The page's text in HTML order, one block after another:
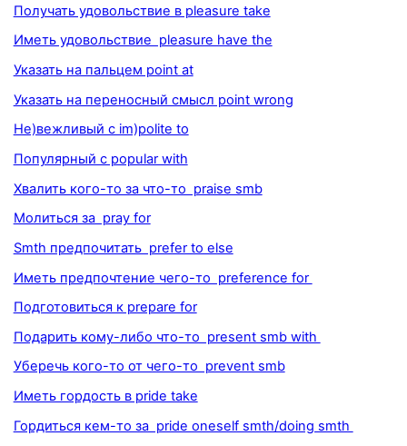
Получать удовольствие в pleasure take
Иметь удовольствие pleasure have the
Указать на пальцем point at
Указать на переносный смысл point wrong
Не)вежливый с im)polite to
Популярный с popular with
Хвалить кого-то за что-то praise smb
Молиться за pray for
Smth предпочитать prefer to else
Иметь предпочтение чего-то preference for
Подготовиться к prepare for
Подарить кому-либо что-то present smb with
Уберечь кого-то от чего-то prevent smb
Иметь гордость в pride take
Гордиться кем-то за pride oneself smth/doing smth